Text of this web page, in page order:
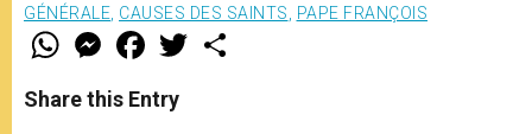
GÉNÉRALE, CAUSES DES SAINTS, PAPE FRANÇOIS
W
t
s
M
e
s
e
F
a
e
b
w
Share this Entry